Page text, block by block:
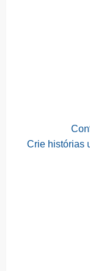
Crie histórias